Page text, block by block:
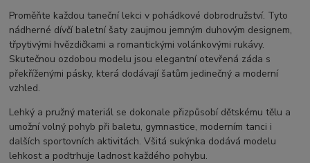
Proměňte každou taneční lekci v pohádkové dobrodružství. Tyto
nádherné dívčí baletní šaty zaujmou jemným duhovým designem,
třpytivými hvězdičkami a romantickými volánkovými rukávy.
Skutečnou ozdobou modelu jsou elegantní otevřená záda s
překříženými pásky, která dodávají šatům jedinečný a moderní
vzhled.
Lehký a pružný materiál se dokonale přizpůsobí dětskému tělu a
umožní volný pohyb při baletu, gymnastice, moderním tanci i
dalších sportovních aktivitách. Všitá sukýnka dodává modelu
lehkost a podtrhuje ladnost každého pohybu.